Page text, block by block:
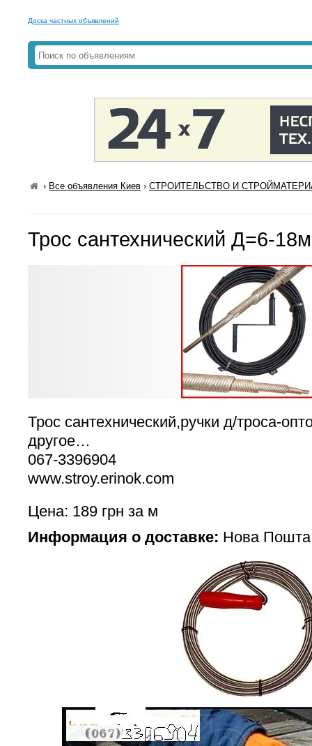
Доска частных объявлений
› Все объявления Киев ›СТРОИТЕЛЬСТВО И
Трос сантехнический Д=6-
Трос сантехнический,ручки д/троса-
другое…
067-3396904
www.stroy.erinok.com
Цена: 189 грн за м
Информация о доставке: Нова Пошта